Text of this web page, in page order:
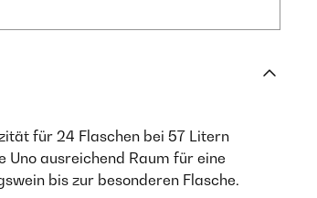
für 24 Flaschen bei 57 Litern
Uno ausreichend Raum für eine
bis zur besonderen Flasche.